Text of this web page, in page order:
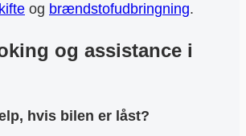
og brændstofudbringning.
og assistance i
hvis bilen er låst?